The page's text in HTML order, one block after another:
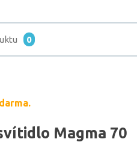
0
Magma 70